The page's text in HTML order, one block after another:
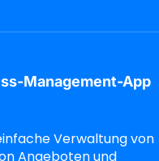
Management-App
Verwaltung von
Angeboten und